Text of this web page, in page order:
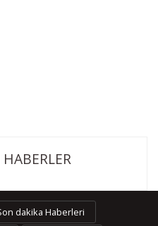
dakika Haberleri